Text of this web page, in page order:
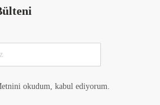
okudum, kabul ediyorum.